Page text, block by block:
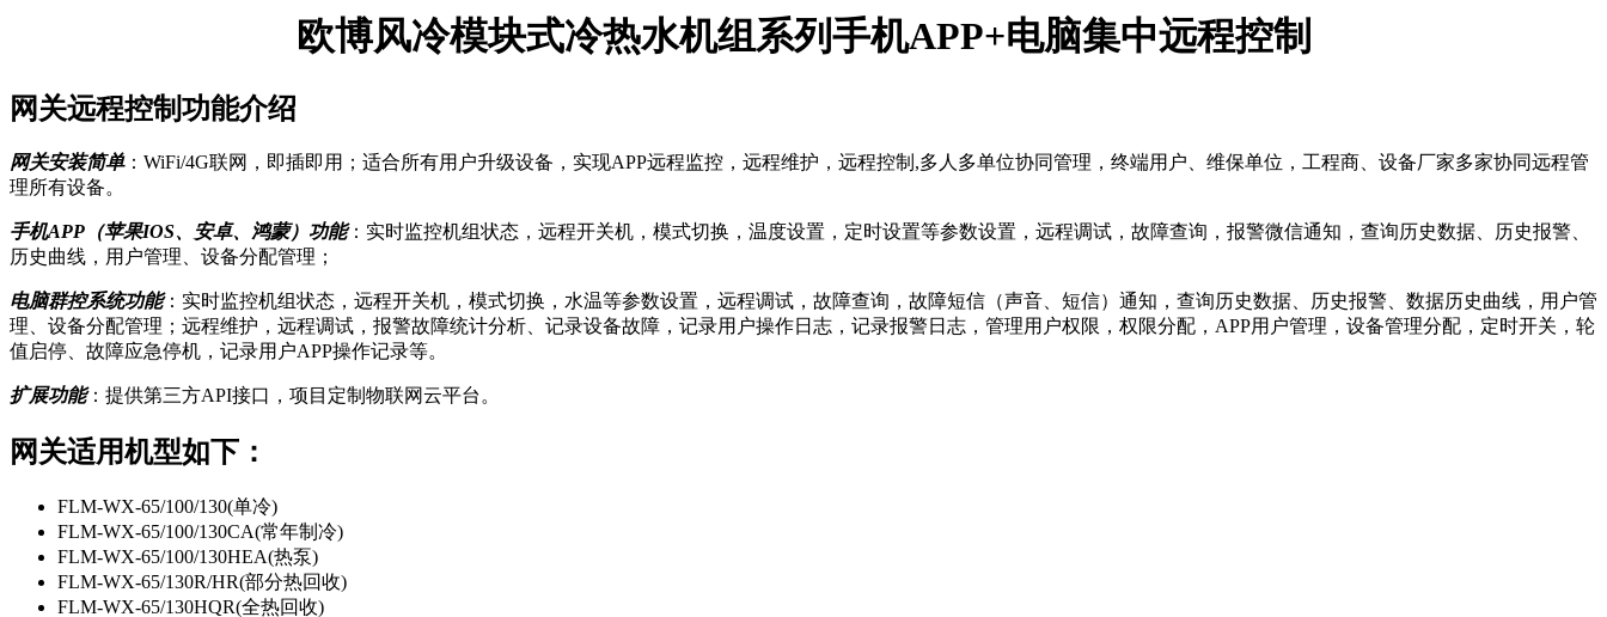
欧博风冷模块式冷热水机组系列手机APP+电脑集中远程控制
网关远程控制功能介绍
网关安装简单：WiFi/4G联网，即插即用；适合所有用户升级设备，实现APP远程监控，远程维护，远程控制,多人多单位协同管理，终端用户、维保单位，工程商、设备厂家多家协同远程管
理所有设备。
手机APP（苹果IOS、安卓、鸿蒙）功能：实时监控机组状态，远程开关机，模式切换，温度设置，定时设置等参数设置，远程调试，故障查询，报警微信通知，查询历史数据、历史报警、
历史曲线，用户管理、设备分配管理；
电脑群控系统功能：实时监控机组状态，远程开关机，模式切换，水温等参数设置，远程调试，故障查询，故障短信（声音、短信）通知，查询历史数据、历史报警、数据历史曲线，用户管
理、设备分配管理；远程维护，远程调试，报警故障统计分析、记录设备故障，记录用户操作日志，记录报警日志，管理用户权限，权限分配，APP用户管理，设备管理分配，定时开关，轮
值启停、故障应急停机，记录用户APP操作记录等。
扩展功能：提供第三方API接口，项目定制物联网云平台。
网关适用机型如下：
FLM-WX-65/100/130(单冷)
FLM-WX-65/100/130CA(常年制冷)
FLM-WX-65/100/130HEA(热泵)
FLM-WX-65/130R/HR(部分热回收)
FLM-WX-65/130HQR(全热回收)